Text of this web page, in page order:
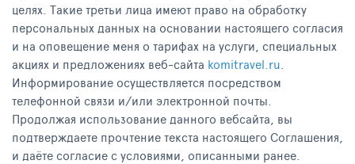
целях. Такие третьи лица имеют право на обработку
персональных данных на основании настоящего согласия
и на оповещение меня о тарифах на услуги, специальных
акциях и предложениях веб-сайта komitravel.ru
Информирование осуществляется посредством
телефонной связи и/или электронной почты.
Продолжая использование данного вебсайта, вы
подтверждаете прочтение текста настоящего Соглашения,
и даёте согласие с условиями, описанными ранее.